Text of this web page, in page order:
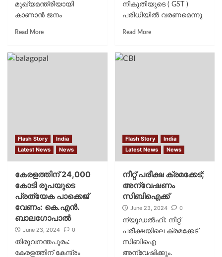
മുഖ്യമന്ത്രിയായി
കാണാന്‍ ജനം
അവരെ ഒതുക്കുന്നതിന്
Read More
നികുതിയുടെ ( GST )
പരിധിയിൽ വരണമെന്നു
സംസ്ഥാന
Read More
Flash Story
India
Latest News
News
കേരളത്തിന് 24,000
കോടി രൂപയുടെ
പ്രത്യേക പാക്കെജ്‌
വേണം: കെ.എൻ.
ബാലഗോപാൽ
June 23, 2024
0
തിരുവനന്തപുരം:​
കേരളത്തിന്‌ കേ​​ന്ദ്രം
Flash Story
India
Latest News
News
നീറ്റ് പരീക്ഷ ക്രമക്കേട്;
അന്വേഷണം
സിബിഐക്ക്
June 23, 2024
0
ന്യൂഡല്‍ഹി: നീറ്റ്
പരീക്ഷയിലെ ക്രമക്കേട്
സിബിഐ
അന്വേഷിക്കും.